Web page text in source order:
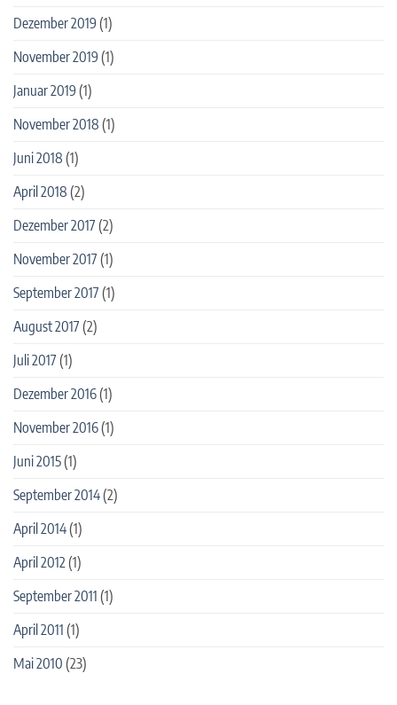
Dezember 2019(1)
November 2019(1)
Januar 2019(1)
November 2018 (1)
Juni 2018 (1)
April 2018 (2)
Dezember 2017(2)
November 2017(1)
September 2017(1)
August 2017(2)
Juli 2017(1)
Dezember 2016(1)
November 2016(1)
Juni 2015(1)
September 2014(2)
April 2014(1)
April 2012(1)
September 2011 (1)
April 2011 (1)
Mai 2010 (23)